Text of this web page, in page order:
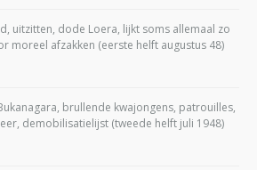
uitzitten, dode Loera, lijkt soms allemaal zo
moreel afzakken (eerste helft augustus 48)
brullende kwajongens, patrouilles,
demobilisatielijst (tweede helft juli 1948)